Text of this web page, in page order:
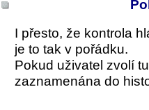
I přesto, že kontrola
je to tak v pořádku.
Pokud uživatel zvolí
zaznamenána do